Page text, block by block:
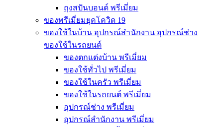
ถุงสปันบอนด์ พรีเมี่ยม
ของพรีเมี่ยมยุคโควิด 19
ของใช้ในบ้าน อุปกรณ์สำนักงาน อุปกรณ์ช่าง
ของใช้ในรถยนต์
ของตกแต่งบ้าน พรีเมี่ยม
ของใช้ทั่วไป พรีเมี่ยม
ของใช้ในครัว พรีเมี่ยม
ของใช้ในรถยนต์ พรีเมี่ยม
อุปกรณ์ช่าง พรีเมี่ยม
อุปกรณ์สำนักงาน พรีเมี่ยม